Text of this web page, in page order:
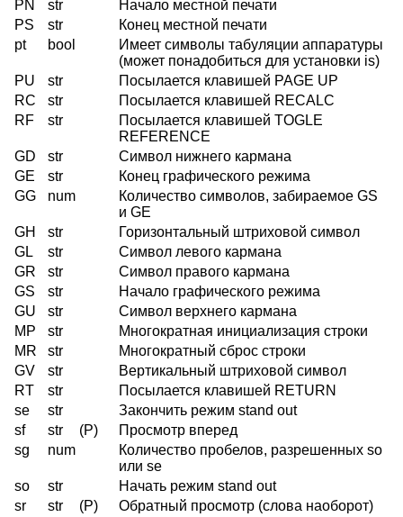
PN
str
Начало местной печати
PS
str
Конец местной печати
pt
bool
Имеет символы табуляции аппаратуры
(может понадобиться для установки is)
PU
str
Посылается клавишей PAGE UP
RC
str
Посылается клавишей RECALC
RF
str
Посылается клавишей TOGLE
REFERENCE
GD
str
Символ нижнего кармана
GE
str
Конец графического режима
GG
num
Количество символов, забираемое GS
и GE
GH
str
Горизонтальный штриховой символ
GL
str
Символ левого кармана
GR
str
Символ правого кармана
GS
str
Начало графического режима
GU
str
Символ верхнего кармана
MP
str
Многократная инициализация строки
MR
str
Многократный сброс строки
GV
str
Вертикальный штриховой символ
RT
str
Посылается клавишей RETURN
se
str
Закончить режим stand out
sf
str (P)
Просмотр вперед
sg
num
Количество пробелов, разрешенных so
или se
so
str
Начать режим stand out
sr
str (P)
Обратный просмотр (слова наоборот)